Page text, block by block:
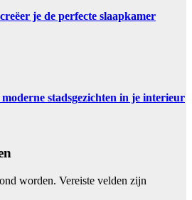
je de perfecte slaapkamer
stadsgezichten in je interieur
worden. Vereiste velden zijn